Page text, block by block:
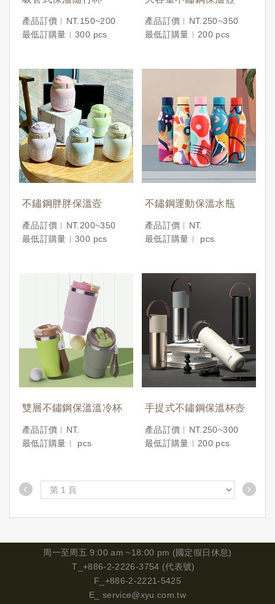
產品訂價︱NT.150~200
最低訂購量︱300 pcs
產品訂價︱NT.250~350
最低訂購量︱200 pcs
不鏽鋼胖胖保溫壼
產品訂價︱NT.200~350
最低訂購量︱300 pcs
不鏽鋼運動保溫水瓶
產品訂價︱NT.
最低訂購量︱ pcs
雙層不鏽鋼保溫溫冷杯
產品訂價︱NT.
最低訂購量︱ pcs
手提式不鏽鋼保溫杯壺
產品訂價︱NT.250~300
最低訂購量︱200 pcs
周一至周五 9:00 am ~18:00 pm (國定假日休息)
T_+886-2-2226-3754 (代表號)
F_+886-2-2221-5425
E_ service@xyu.com.tw